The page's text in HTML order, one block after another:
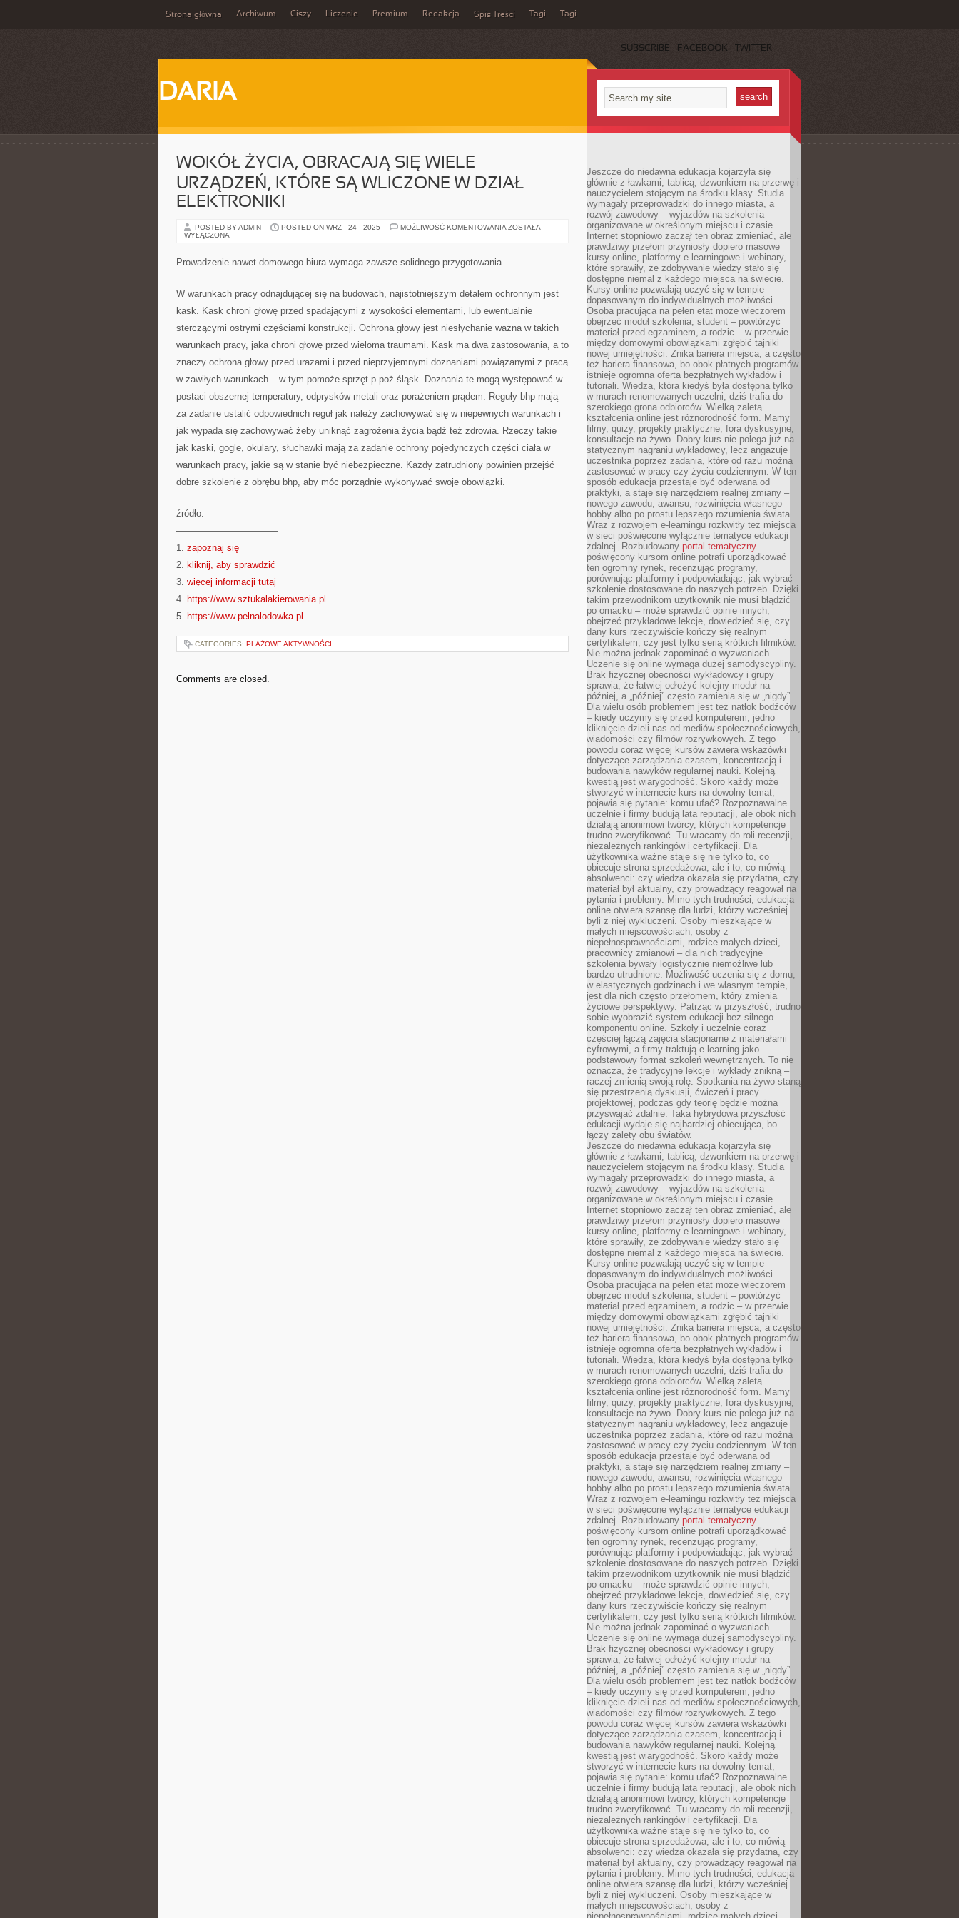
Strona główna Archiwum Ciszy Liczenie Premium Redakcja Spis Treści Tagi Tagi
SUBSCRIBE FACEBOOK TWITTER
DARIA
WOKÓŁ ŻYCIA, OBRACAJĄ SIĘ WIELE
URZĄDZEŃ, KTÓRE SĄ WLICZONE W DZIAŁ
ELEKTRONIKI
POSTED BY ADMIN POSTED ON WRZ - 24 - 2025 MOŻLIWOŚĆ KOMENTOWANIA WOKÓŁ
WLICZONE
W
ELEKTRONIKI
ZOSTAŁA
WYŁĄCZONA
Prowadzenie nawet domowego biura wymaga zawsze solidnego przygotowania
W warunkach pracy odnajdującej się na budowach, najistotniejszym detalem ochronnym jest
kask. Kask chroni głowę przed spadającymi z wysokości elementami, lub ewentualnie
sterczącymi ostrymi częściami konstrukcji. Ochrona głowy jest niesłychanie ważna w takich
warunkach pracy, jaka chroni głowę przed wieloma traumami. Kask ma dwa zastosowania, a to
znaczy ochrona głowy przed urazami i przed nieprzyjemnymi doznaniami powiązanymi z pracą
w zawiłych warunkach – w tym pomoże sprzęt p.poż śląsk. Doznania te mogą występować w
postaci obszernej temperatury, odprysków metali oraz porażeniem prądem. Reguły bhp mają
za zadanie ustalić odpowiednich reguł jak należy zachowywać się w niepewnych warunkach i
jak wypada się zachowywać żeby uniknąć zagrożenia życia bądź też zdrowia. Rzeczy takie
jak kaski, gogle, okulary, słuchawki mają za zadanie ochrony pojedynczych części ciała w
warunkach pracy, jakie są w stanie być niebezpieczne. Każdy zatrudniony powinien przejść
dobre szkolenie z obrębu bhp, aby móc porządnie wykonywać swoje obowiązki.
źródło:
———————————
1. zapoznaj się
2. kliknij, aby sprawdzić
3. więcej informacji tutaj
4. https://www.sztukalakierowania.pl
5. https://www.pelnalodowka.pl
CATEGORIES: PLAŻOWE AKTYWNOŚCI
Comments are closed.
Jeszcze do niedawna edukacja kojarzyła się
głównie z ławkami, tablicą, dzwonkiem na przerwę i
nauczycielem stojącym na środku klasy. Studia
wymagały przeprowadzki do innego miasta, a
rozwój zawodowy – wyjazdów na szkolenia
organizowane w określonym miejscu i czasie.
Internet stopniowo zaczął ten obraz zmieniać, ale
prawdziwy przełom przyniosły dopiero masowe
kursy online, platformy e-learningowe i webinary,
które sprawiły, że zdobywanie wiedzy stało się
dostępne niemal z każdego miejsca na świecie.
Kursy online pozwalają uczyć się w tempie
dopasowanym do indywidualnych możliwości.
Osoba pracująca na pełen etat może wieczorem
obejrzeć moduł szkolenia, student – powtórzyć
materiał przed egzaminem, a rodzic – w przerwie
między domowymi obowiązkami zgłębić tajniki
nowej umiejętności. Znika bariera miejsca, a często
też bariera finansowa, bo obok płatnych programów
istnieje ogromna oferta bezpłatnych wykładów i
tutoriali. Wiedza, która kiedyś była dostępna tylko
w murach renomowanych uczelni, dziś trafia do
szerokiego grona odbiorców. Wielką zaletą
kształcenia online jest różnorodność form. Mamy
filmy, quizy, projekty praktyczne, fora dyskusyjne,
konsultacje na żywo. Dobry kurs nie polega już na
statycznym nagraniu wykładowcy, lecz angażuje
uczestnika poprzez zadania, które od razu można
zastosować w pracy czy życiu codziennym. W ten
sposób edukacja przestaje być oderwana od
praktyki, a staje się narzędziem realnej zmiany –
nowego zawodu, awansu, rozwinięcia własnego
hobby albo po prostu lepszego rozumienia świata.
Wraz z rozwojem e-learningu rozkwitły też miejsca
w sieci poświęcone wyłącznie tematyce edukacji
zdalnej. Rozbudowany portal tematyczny
poświęcony kursom online potrafi uporządkować
ten ogromny rynek, recenzując programy,
porównując platformy i podpowiadając, jak wybrać
szkolenie dostosowane do naszych potrzeb. Dzięki
takim przewodnikom użytkownik nie musi błądzić
po omacku – może sprawdzić opinie innych,
obejrzeć przykładowe lekcje, dowiedzieć się, czy
dany kurs rzeczywiście kończy się realnym
certyfikatem, czy jest tylko serią krótkich filmików.
Nie można jednak zapominać o wyzwaniach.
Uczenie się online wymaga dużej samodyscypliny.
Brak fizycznej obecności wykładowcy i grupy
sprawia, że łatwiej odłożyć kolejny moduł na
później, a „później” często zamienia się w „nigdy”.
Dla wielu osób problemem jest też natłok bodźców
– kiedy uczymy się przed komputerem, jedno
kliknięcie dzieli nas od mediów społecznościowych,
wiadomości czy filmów rozrywkowych. Z tego
powodu coraz więcej kursów zawiera wskazówki
dotyczące zarządzania czasem, koncentracją i
budowania nawyków regularnej nauki. Kolejną
kwestią jest wiarygodność. Skoro każdy może
stworzyć w internecie kurs na dowolny temat,
pojawia się pytanie: komu ufać? Rozpoznawalne
uczelnie i firmy budują lata reputacji, ale obok nich
działają anonimowi twórcy, których kompetencje
trudno zweryfikować. Tu wracamy do roli recenzji,
niezależnych rankingów i certyfikacji. Dla
użytkownika ważne staje się nie tylko to, co
obiecuje strona sprzedażowa, ale i to, co mówią
absolwenci: czy wiedza okazała się przydatna, czy
materiał był aktualny, czy prowadzący reagował na
pytania i problemy. Mimo tych trudności, edukacja
online otwiera szansę dla ludzi, którzy wcześniej
byli z niej wykluczeni. Osoby mieszkające w
małych miejscowościach, osoby z
niepełnosprawnościami, rodzice małych dzieci,
pracownicy zmianowi – dla nich tradycyjne
szkolenia bywały logistycznie niemożliwe lub
bardzo utrudnione. Możliwość uczenia się z domu,
w elastycznych godzinach i we własnym tempie,
jest dla nich często przełomem, który zmienia
życiowe perspektywy. Patrząc w przyszłość, trudno
sobie wyobrazić system edukacji bez silnego
komponentu online. Szkoły i uczelnie coraz
częściej łączą zajęcia stacjonarne z materiałami
cyfrowymi, a firmy traktują e-learning jako
podstawowy format szkoleń wewnętrznych. To nie
oznacza, że tradycyjne lekcje i wykłady znikną –
raczej zmienią swoją rolę. Spotkania na żywo staną
się przestrzenią dyskusji, ćwiczeń i pracy
projektowej, podczas gdy teorię będzie można
przyswajać zdalnie. Taka hybrydowa przyszłość
edukacji wydaje się najbardziej obiecująca, bo
łączy zalety obu światów.
Jeszcze do niedawna edukacja kojarzyła się
głównie z ławkami, tablicą, dzwonkiem na przerwę i
nauczycielem stojącym na środku klasy. Studia
wymagały przeprowadzki do innego miasta, a
rozwój zawodowy – wyjazdów na szkolenia
organizowane w określonym miejscu i czasie.
Internet stopniowo zaczął ten obraz zmieniać, ale
prawdziwy przełom przyniosły dopiero masowe
kursy online, platformy e-learningowe i webinary,
które sprawiły, że zdobywanie wiedzy stało się
dostępne niemal z każdego miejsca na świecie.
Kursy online pozwalają uczyć się w tempie
dopasowanym do indywidualnych możliwości.
Osoba pracująca na pełen etat może wieczorem
obejrzeć moduł szkolenia, student – powtórzyć
materiał przed egzaminem, a rodzic – w przerwie
między domowymi obowiązkami zgłębić tajniki
nowej umiejętności. Znika bariera miejsca, a często
też bariera finansowa, bo obok płatnych programów
istnieje ogromna oferta bezpłatnych wykładów i
tutoriali. Wiedza, która kiedyś była dostępna tylko
w murach renomowanych uczelni, dziś trafia do
szerokiego grona odbiorców. Wielką zaletą
kształcenia online jest różnorodność form. Mamy
filmy, quizy, projekty praktyczne, fora dyskusyjne,
konsultacje na żywo. Dobry kurs nie polega już na
statycznym nagraniu wykładowcy, lecz angażuje
uczestnika poprzez zadania, które od razu można
zastosować w pracy czy życiu codziennym. W ten
sposób edukacja przestaje być oderwana od
praktyki, a staje się narzędziem realnej zmiany –
nowego zawodu, awansu, rozwinięcia własnego
hobby albo po prostu lepszego rozumienia świata.
Wraz z rozwojem e-learningu rozkwitły też miejsca
w sieci poświęcone wyłącznie tematyce edukacji
zdalnej. Rozbudowany portal tematyczny
poświęcony kursom online potrafi uporządkować
ten ogromny rynek, recenzując programy,
porównując platformy i podpowiadając, jak wybrać
szkolenie dostosowane do naszych potrzeb. Dzięki
takim przewodnikom użytkownik nie musi błądzić
po omacku – może sprawdzić opinie innych,
obejrzeć przykładowe lekcje, dowiedzieć się, czy
dany kurs rzeczywiście kończy się realnym
certyfikatem, czy jest tylko serią krótkich filmików.
Nie można jednak zapominać o wyzwaniach.
Uczenie się online wymaga dużej samodyscypliny.
Brak fizycznej obecności wykładowcy i grupy
sprawia, że łatwiej odłożyć kolejny moduł na
później, a „później” często zamienia się w „nigdy”.
Dla wielu osób problemem jest też natłok bodźców
– kiedy uczymy się przed komputerem, jedno
kliknięcie dzieli nas od mediów społecznościowych,
wiadomości czy filmów rozrywkowych. Z tego
powodu coraz więcej kursów zawiera wskazówki
dotyczące zarządzania czasem, koncentracją i
budowania nawyków regularnej nauki. Kolejną
kwestią jest wiarygodność. Skoro każdy może
stworzyć w internecie kurs na dowolny temat,
pojawia się pytanie: komu ufać? Rozpoznawalne
uczelnie i firmy budują lata reputacji, ale obok nich
działają anonimowi twórcy, których kompetencje
trudno zweryfikować. Tu wracamy do roli recenzji,
niezależnych rankingów i certyfikacji. Dla
użytkownika ważne staje się nie tylko to, co
obiecuje strona sprzedażowa, ale i to, co mówią
absolwenci: czy wiedza okazała się przydatna, czy
materiał był aktualny, czy prowadzący reagował na
pytania i problemy. Mimo tych trudności, edukacja
online otwiera szansę dla ludzi, którzy wcześniej
byli z niej wykluczeni. Osoby mieszkające w
małych miejscowościach, osoby z